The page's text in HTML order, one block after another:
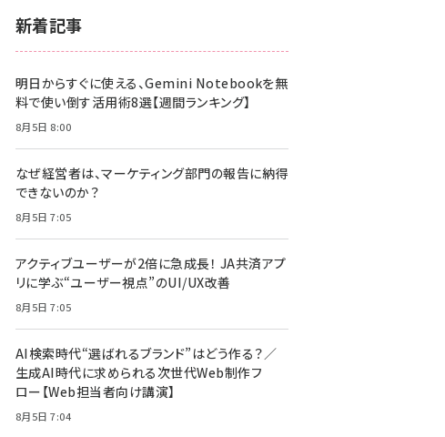
z世代 (1617)
meo (1274)
新着記事
明日からすぐに使える、Gemini Notebookを無
料で使い倒す活用術8選【週間ランキング】
8月5日 8:00
なぜ経営者は、マーケティング部門の報告に納得
できないのか？
8月5日 7:05
アクティブユーザーが2倍に急成長！ JA共済アプ
リに学ぶ“ユーザー視点”のUI/UX改善
8月5日 7:05
AI検索時代“選ばれるブランド”はどう作る？／
生成AI時代に求められる次世代Web制作フ
ロー【Web担当者向け講演】
8月5日 7:04